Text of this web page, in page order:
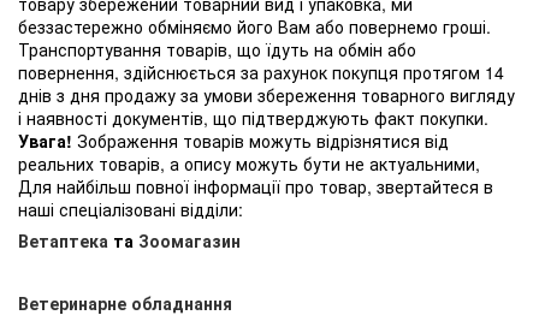
беззастережно обміняємо його Вам або повернемо гроші.
Транспортування товарів, що їдуть на обмін або
повернення, здійснюється за рахунок покупця протягом 14
днів з дня продажу за умови збереження товарного вигляду
і наявності документів, що підтверджують факт покупки.
Увага! Зображення товарів можуть відрізнятися від
реальних товарів, а опису можуть бути не актуальними,
Для найбільш повної інформації про товар, звертайтеся в
наші спеціалізовані відділи:
Ветаптека та Зоомагазин
Ветеринарне обладнання